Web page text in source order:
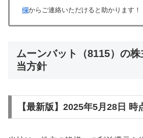
欄からご連絡いただけると助かります！
ムーンバット（8115）の
当方針
【最新版】2025年5月28日 時